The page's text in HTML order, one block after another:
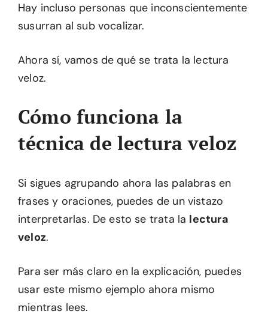
Hay incluso personas que inconscientemente
susurran al sub vocalizar.
Ahora sí, vamos de qué se trata la lectura
veloz.
Cómo funciona la
técnica de lectura veloz
Si sigues agrupando ahora las palabras en
frases y oraciones, puedes de un vistazo
interpretarlas. De esto se trata la lectura
veloz.
Para ser más claro en la explicación, puedes
usar este mismo ejemplo ahora mismo
mientras lees.